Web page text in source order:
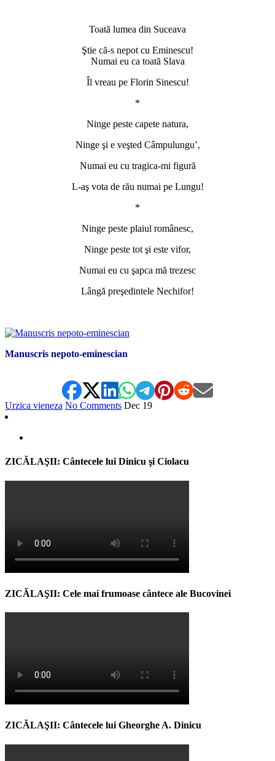
Toată lumea din Suceava
Ştie că-s nepot cu Eminescu!
Numai eu ca toată Slava
Îl vreau pe Florin Sinescu!
*
Ninge peste capete natura,
Ninge şi e veşted Câmpulungu’,
Numai eu cu tragica-mi figură
L-aş vota de rău numai pe Lungu!
*
Ninge peste plaiul românesc,
Ninge peste tot şi este vifor,
Numai eu cu şapca mă trezesc
Lângă preşedintele Nechifor!
Manuscris nepoto-eminescian
Urzica vieneza No Comments Dec 19
ZICĂLAŞII: Cântecele lui Dinicu şi Ciolacu
ZICĂLAŞII: Cele mai frumoase cântece ale Bucovinei
ZICĂLAŞII: Cântecele lui Gheorghe A. Dinicu